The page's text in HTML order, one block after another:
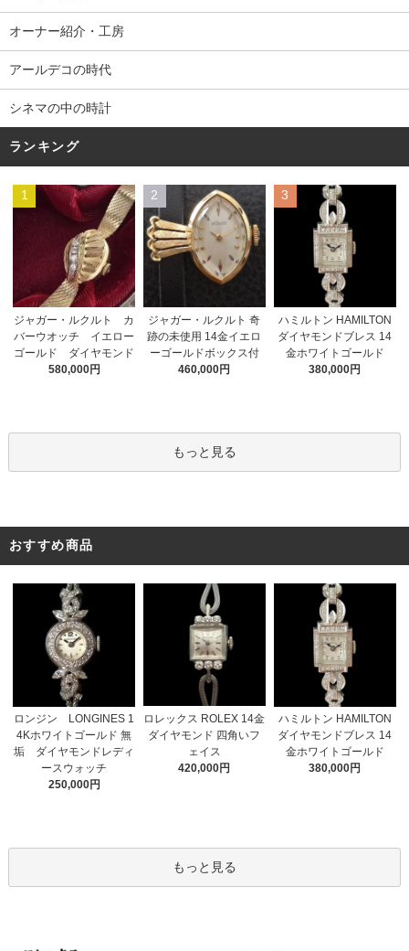
オーナー紹介・工房
アールデコの時代
シネマの中の時計
ランキング
1
ジャガー・ルクルト カ
バーウオッチ イエロー
ゴールド ダイヤモンド
580,000円
2
ジャガー・ルクルト 奇
跡の未使用 14金イエロ
ーゴールドボックス付
460,000円
3
ハミルトン HAMILTON
ダイヤモンドブレス 14
金ホワイトゴールド
380,000円
もっと見る
おすすめ商品
ロンジン LONGINES 1
4Kホワイトゴールド 無
垢 ダイヤモンドレディ
ースウォッチ
250,000円
ロレックス ROLEX 14金
ダイヤモンド 四角いフ
ェイス
420,000円
ハミルトン HAMILTON
ダイヤモンドブレス 14
金ホワイトゴールド
380,000円
もっと見る